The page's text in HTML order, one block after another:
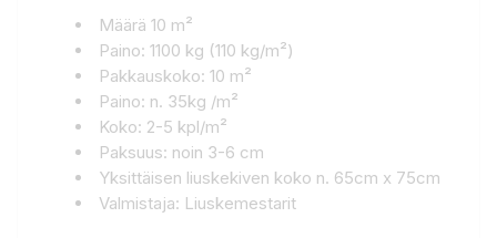
Määrä 10 m²
Paino: 1100 kg (110 kg/m²)
Pakkauskoko: 10 m²
Paino: n. 35kg /m²
Koko: 2-5 kpl/m²
Paksuus: noin 3-6 cm
Yksittäisen liuskekiven koko n. 65cm x 75cm
Valmistaja: Liuskemestarit